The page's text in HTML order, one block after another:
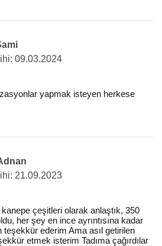
09.03.2024
yapmak isteyen herkese
21.09.2023
çeşitleri olarak anlaştık, 350
her şey en ince ayrıntısına kadar
ederim Ama asıl getirilen
etmek isterim Tadıma çağırdılar